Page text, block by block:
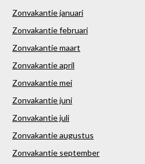
Zonvakantie januari
Zonvakantie februari
Zonvakantie maart
Zonvakantie april
Zonvakantie mei
Zonvakantie juni
Zonvakantie juli
Zonvakantie augustus
Zonvakantie september